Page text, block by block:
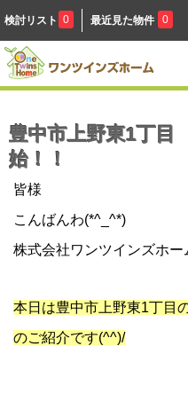
検討リスト 0 最近見た物件 0
豊中市上野東1丁
始！！
皆様
こんばんわ(*^_^*)
株式会社ワンツインズホー
本日は豊中市上野東1丁目
のご紹介です(^^)/